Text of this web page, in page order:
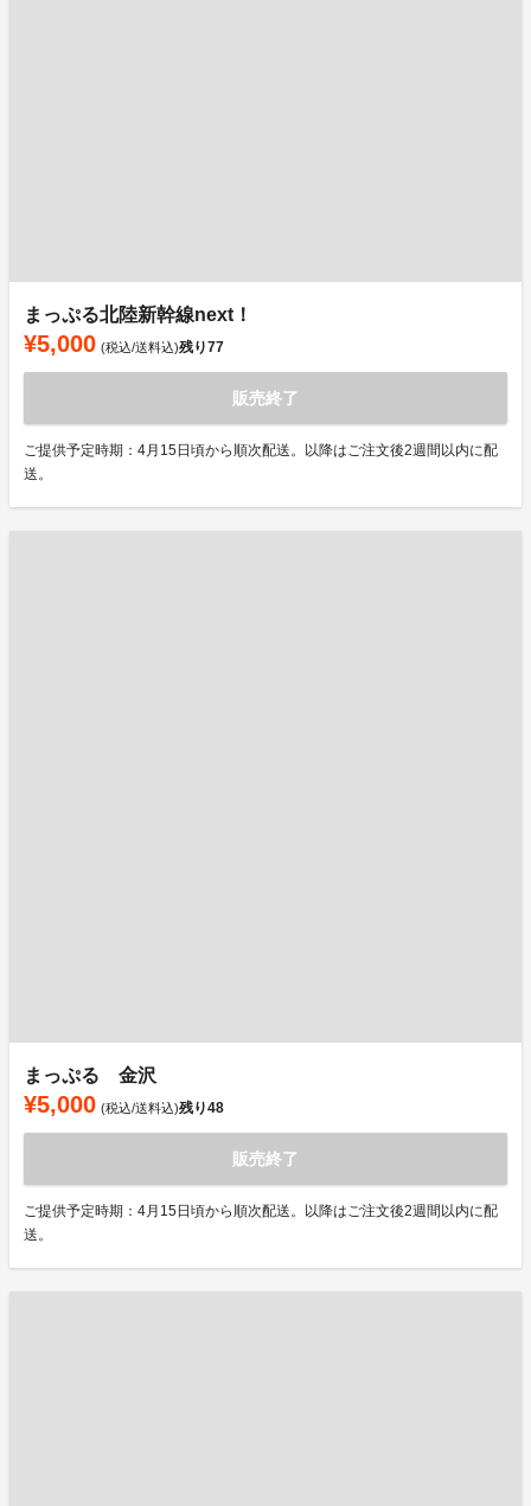
まっぷる北陸新幹線next！
¥5,000 (税込/送料込)残り77
販売終了
ご提供予定時期：4月15日頃から順次配送。以降はご注文後2週間以内に配
送。
まっぷる 金沢
¥5,000 (税込/送料込)残り48
販売終了
ご提供予定時期：4月15日頃から順次配送。以降はご注文後2週間以内に配
送。